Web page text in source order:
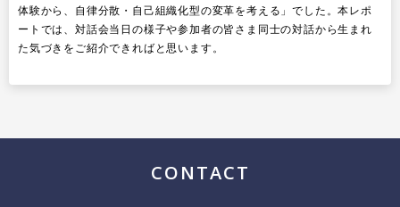
体験から、自律分散・自己組織化型の変革を考える」でした。本レポ
ートでは、対話会当日の様子や参加者の皆さま同士の対話から生まれ
た気づきをご紹介できればと思います。
CONTACT